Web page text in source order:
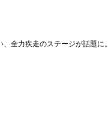
全力疾走のステージが話題に。